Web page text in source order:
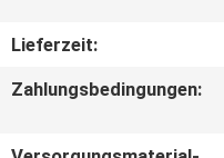
NEUIGKEITEN
BITTE
UM
Lieferzeit:
Zahlungsbedingungen: